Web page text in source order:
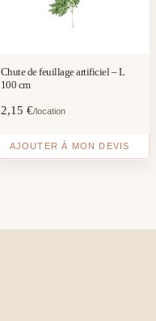
Chute de feuillage artificiel – L
100 cm
2,15 €/location
AJOUTER À MON DEVIS